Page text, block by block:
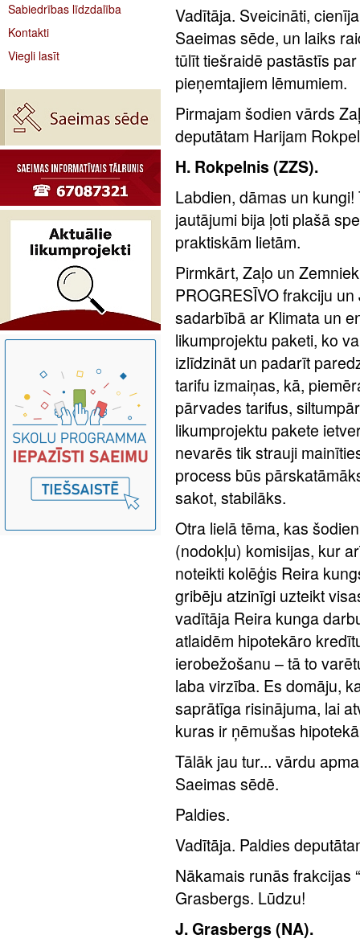
Sabiedrības līdzdalība
Kontakti
Viegli lasīt
Vadītāja. Sveicināti,
Saeimas sēde, un laiks
tūlīt tiešraidē pastāstīs
pieņemtajiem lēmumiem.
Pirmajam šodien vārds
deputātam Harijam
H. Rokpelnis (ZZS).
Labdien, dāmas un
jautājumi bija ļoti plašā
praktiskām lietām.
Pirmkārt, Zaļo un
PROGRESĪVO frakciju
sadarbībā ar Klimata un
likumprojektu paketi, ko
izlīdzināt un padarīt
tarifu izmaiņas, kā,
pārvades tarifus,
likumprojektu pakete
nevarēs tik strauji
process būs
sakot, stabilāks.
Otra lielā tēma, kas
(nodokļu) komisijas, kur
noteikti kolēģis Reira
gribēju atzinīgi uzteikt
vadītāja Reira kunga
atlaidēm hipotekāro
ierobežošanu – tā to
laba virzība. Es domāju,
saprātīga risinājuma, lai
kuras ir ņēmušas
Tālāk jau tur... vārdu
Saeimas sēdē.
Paldies.
Vadītāja. Paldies
Nākamais runās frakcijas
Grasbergs. Lūdzu!
J. Grasbergs (NA).